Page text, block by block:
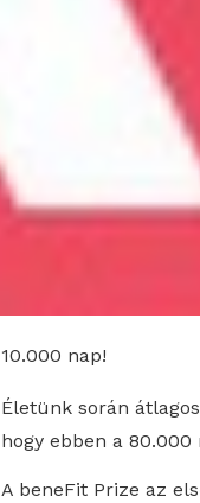
10.000 nap!
Életünk során
hogy ebben a
A beneFit Prize az